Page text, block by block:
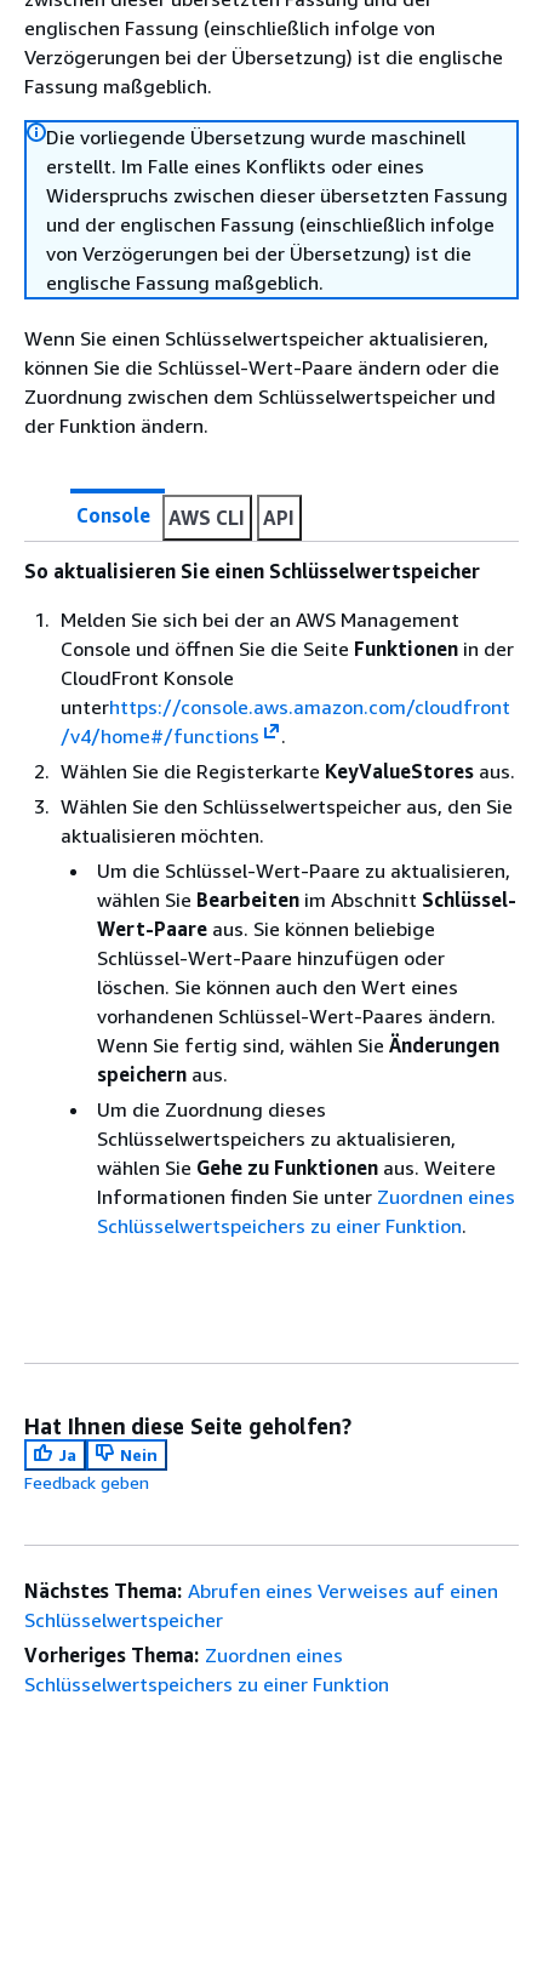
englischen Fassung (einschließlich infolge von
Verzögerungen bei der Übersetzung) ist die englische
Fassung maßgeblich.
Die vorliegende Übersetzung wurde maschinell
erstellt. Im Falle eines Konflikts oder eines
Widerspruchs zwischen dieser übersetzten Fassung
und der englischen Fassung (einschließlich infolge
von Verzögerungen bei der Übersetzung) ist die
englische Fassung maßgeblich.
Wenn Sie einen Schlüsselwertspeicher aktualisieren,
können Sie die Schlüssel-Wert-Paare ändern oder die
Zuordnung zwischen dem Schlüsselwertspeicher und
der Funktion ändern.
Console AWS CLI API
So aktualisieren Sie einen Schlüsselwertspeicher
Melden Sie sich bei der an AWS Management
Console und öffnen Sie die Seite Funktionen in der
CloudFront Konsole
unterhttps://console.aws.amazon.com/cloudfront
/v4/home#/functions
.
Wählen Sie die Registerkarte KeyValueStores aus.
Wählen Sie den Schlüsselwertspeicher aus, den Sie
aktualisieren möchten.
Um die Schlüssel-Wert-Paare zu aktualisieren,
wählen Sie Bearbeiten im Abschnitt Schlüssel-
Wert-Paare aus. Sie können beliebige
Schlüssel-Wert-Paare hinzufügen oder
löschen. Sie können auch den Wert eines
vorhandenen Schlüssel-Wert-Paares ändern.
Wenn Sie fertig sind, wählen Sie Änderungen
speichern aus.
Um die Zuordnung dieses
Schlüsselwertspeichers zu aktualisieren,
wählen Sie Gehe zu Funktionen aus. Weitere
Informationen finden Sie unter Zuordnen eines
Schlüsselwertspeichers zu einer Funktion.
Hat Ihnen diese Seite geholfen?
Ja
Nein
Feedback geben
Nächstes Thema: Abrufen eines Verweises auf einen
Schlüsselwertspeicher
Vorheriges Thema: Zuordnen eines
Schlüsselwertspeichers zu einer Funktion